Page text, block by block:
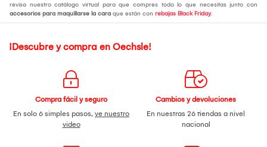
revisa nuestro catálogo virtual para que compres todo lo que necesitas junto con
accesorios para maquillarse la cara que están con rebajas Black Friday.
¡Descubre y compra en Oechsle!
Compra fácil y seguro
En solo 6 simples pasos, ve nuestro
video
Cambios y devoluciones
En nuestras 26 tiendas a nivel
nacional